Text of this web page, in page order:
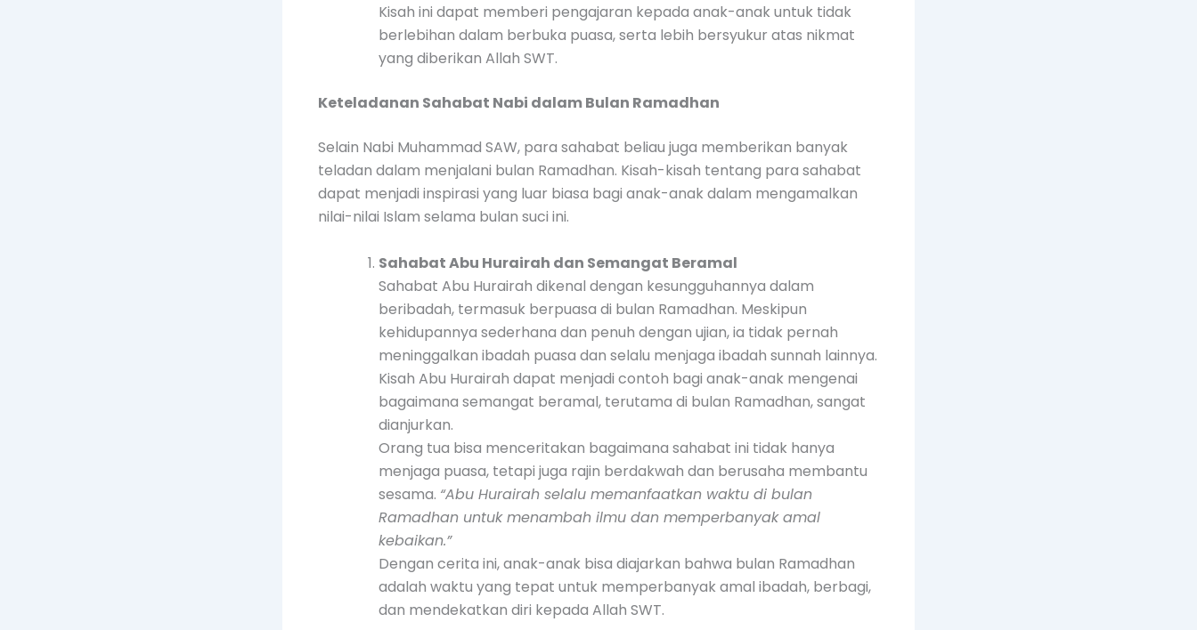
Kisah ini dapat memberi pengajaran kepada anak-anak untuk tidak
berlebihan dalam berbuka puasa, serta lebih bersyukur atas nikmat
yang diberikan Allah SWT.
Keteladanan Sahabat Nabi dalam Bulan Ramadhan
Selain Nabi Muhammad SAW, para sahabat beliau juga memberikan banyak
teladan dalam menjalani bulan Ramadhan. Kisah-kisah tentang para sahabat
dapat menjadi inspirasi yang luar biasa bagi anak-anak dalam mengamalkan
nilai-nilai Islam selama bulan suci ini.
Sahabat Abu Hurairah dan Semangat Beramal
Sahabat Abu Hurairah dikenal dengan kesungguhannya dalam
beribadah, termasuk berpuasa di bulan Ramadhan. Meskipun
kehidupannya sederhana dan penuh dengan ujian, ia tidak pernah
meninggalkan ibadah puasa dan selalu menjaga ibadah sunnah lainnya.
Kisah Abu Hurairah dapat menjadi contoh bagi anak-anak mengenai
bagaimana semangat beramal, terutama di bulan Ramadhan, sangat
dianjurkan.
Orang tua bisa menceritakan bagaimana sahabat ini tidak hanya
menjaga puasa, tetapi juga rajin berdakwah dan berusaha membantu
sesama. “Abu Hurairah selalu memanfaatkan waktu di bulan
Ramadhan untuk menambah ilmu dan memperbanyak amal
kebaikan.”
Dengan cerita ini, anak-anak bisa diajarkan bahwa bulan Ramadhan
adalah waktu yang tepat untuk memperbanyak amal ibadah, berbagi,
dan mendekatkan diri kepada Allah SWT.